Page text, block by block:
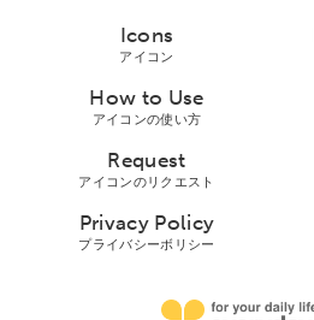
Icons
アイコン
How to Use
アイコンの使い方
Request
アイコンのリクエスト
Privacy Policy
プライバシーボリシー